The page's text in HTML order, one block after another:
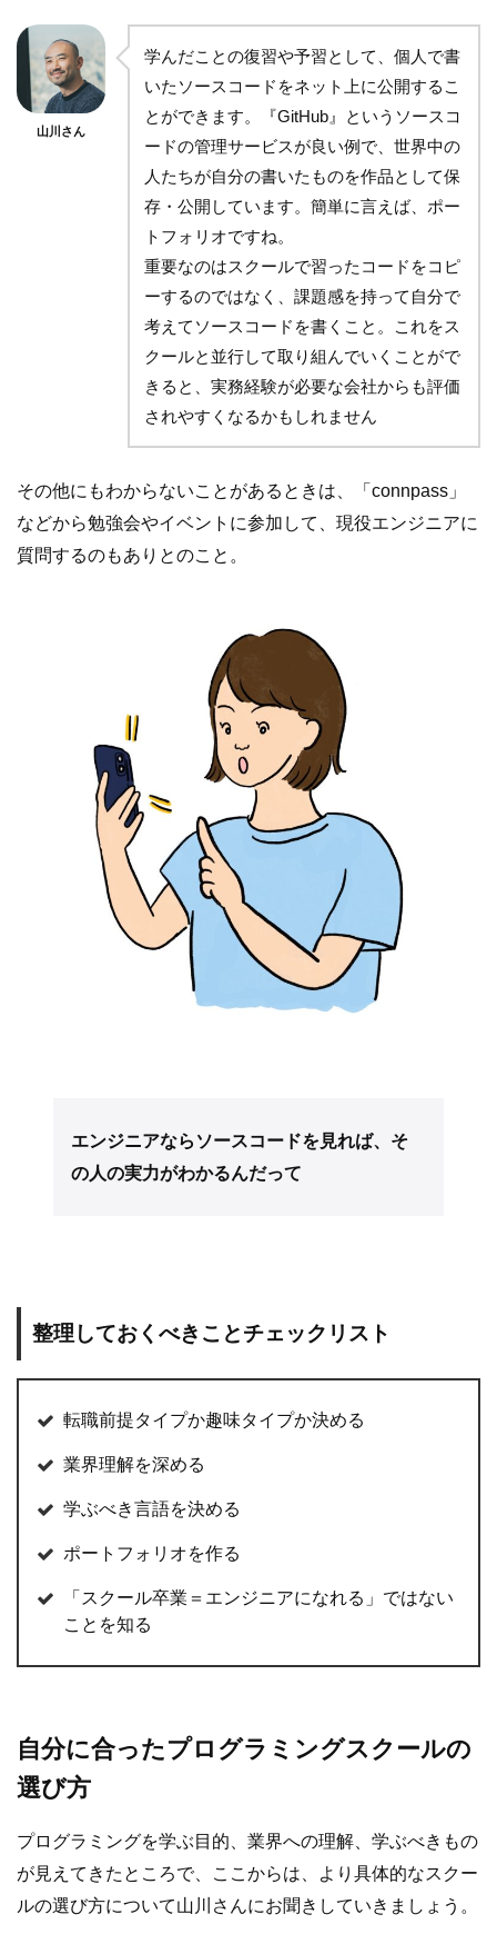
山川さん
学んだことの復習や予習として、個人で書
いたソースコードをネット上に公開するこ
とができます。『GitHub』というソースコ
ードの管理サービスが良い例で、世界中の
人たちが自分の書いたものを作品として保
存・公開しています。簡単に言えば、ポー
トフォリオですね。
重要なのはスクールで習ったコードをコピ
ーするのではなく、課題感を持って自分で
考えてソースコードを書くこと。これをス
クールと並行して取り組んでいくことがで
きると、実務経験が必要な会社からも評価
されやすくなるかもしれません
その他にもわからないことがあるときは、「connpass」
などから勉強会やイベントに参加して、現役エンジニアに
質問するのもありとのこと。
エンジニアならソースコードを見れば、そ
の人の実力がわかるんだって
整理しておくべきことチェックリスト
転職前提タイプか趣味タイプか決める
業界理解を深める
学ぶべき言語を決める
ポートフォリオを作る
「スクール卒業＝エンジニアになれる」ではない
ことを知る
自分に合ったプログラミングスクールの
選び方
プログラミングを学ぶ目的、業界への理解、学ぶべきもの
が見えてきたところで、ここからは、より具体的なスクー
ルの選び方について山川さんにお聞きしていきましょう。